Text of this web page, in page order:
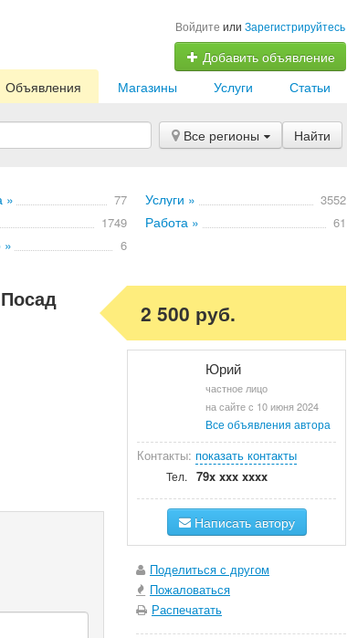
Войдите или Зарегистрируйтесь
Добавить объявление
Статьи
Услуги
Магазины
Объявления
Все регионы Найти
» 77 Услуги » 3552
1749 Работа » 61
» 6
2 500 руб.
Юрий
частное лицо
на сайте с 10 июня 2024
Все объявления автора
Контакты: показать контакты
Тел. 79x xxx xxxx
Написать автору
Поделиться с другом
Пожаловаться
Распечатать